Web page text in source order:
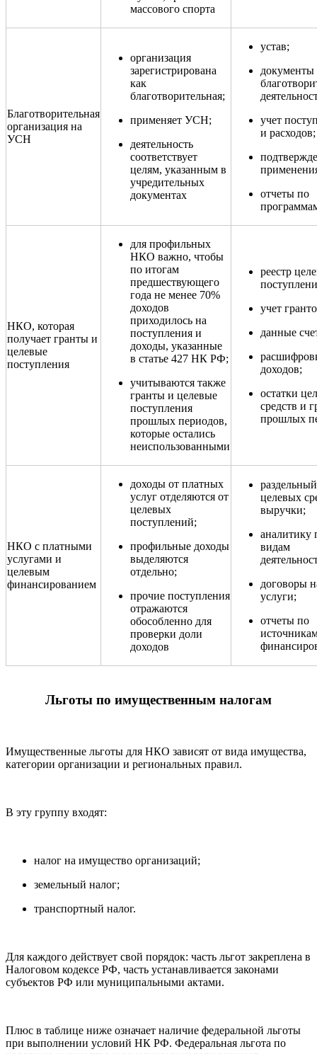
массового спорта
Благотворительная
организация на
УСН
организация
зарегистрирована
как
благотворительная;
применяет УСН;
деятельность
соответствует
целям, указанным в
учредительных
документах
устав;
документы
учет
и расходов;
отчеты по
НКО, которая
получает гранты и
целевые
поступления
для профильных
НКО важно, чтобы
по итогам
предшествующего
года не менее 70%
доходов
приходилось на
поступления и
доходы, указанные
в статье 427 НК РФ;
учитываются также
гранты и целевые
поступления
прошлых периодов,
которые остались
неиспользованными
реестр
учет
данные
доходов;
остатки
средств и
прошлых
НКО с платными
услугами и
целевым
финансированием
доходы от платных
услуг отделяются от
целевых
поступлений;
профильные доходы
выделяются
отдельно;
прочие поступления
отражаются
обособленно для
проверки доли
доходов
целевых
выручки;
аналитику
видам
договоры
услуги;
отчеты по
Льготы по имущественным налогам
Имущественные льготы для НКО зависят от вида имущества,
категории организации и региональных правил.
В эту группу входят:
налог на имущество организаций;
земельный налог;
транспортный налог.
Для каждого действует свой порядок: часть льгот закреплена в
Налоговом кодексе РФ, часть устанавливается законами
субъектов РФ или муниципальными актами.
Плюс в таблице ниже означает наличие федеральной льготы
при выполнении условий НК РФ. Федеральная льгота по